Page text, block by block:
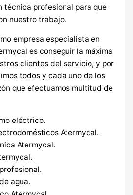
técnica profesional para que
nuestro trabajo.
empresa especialista en
es conseguir la máxima
clientes del servicio, y por
todos y cada uno de los
que efectuamos multitud de
eléctrico.
Atermycal.
Atermycal.
agua.